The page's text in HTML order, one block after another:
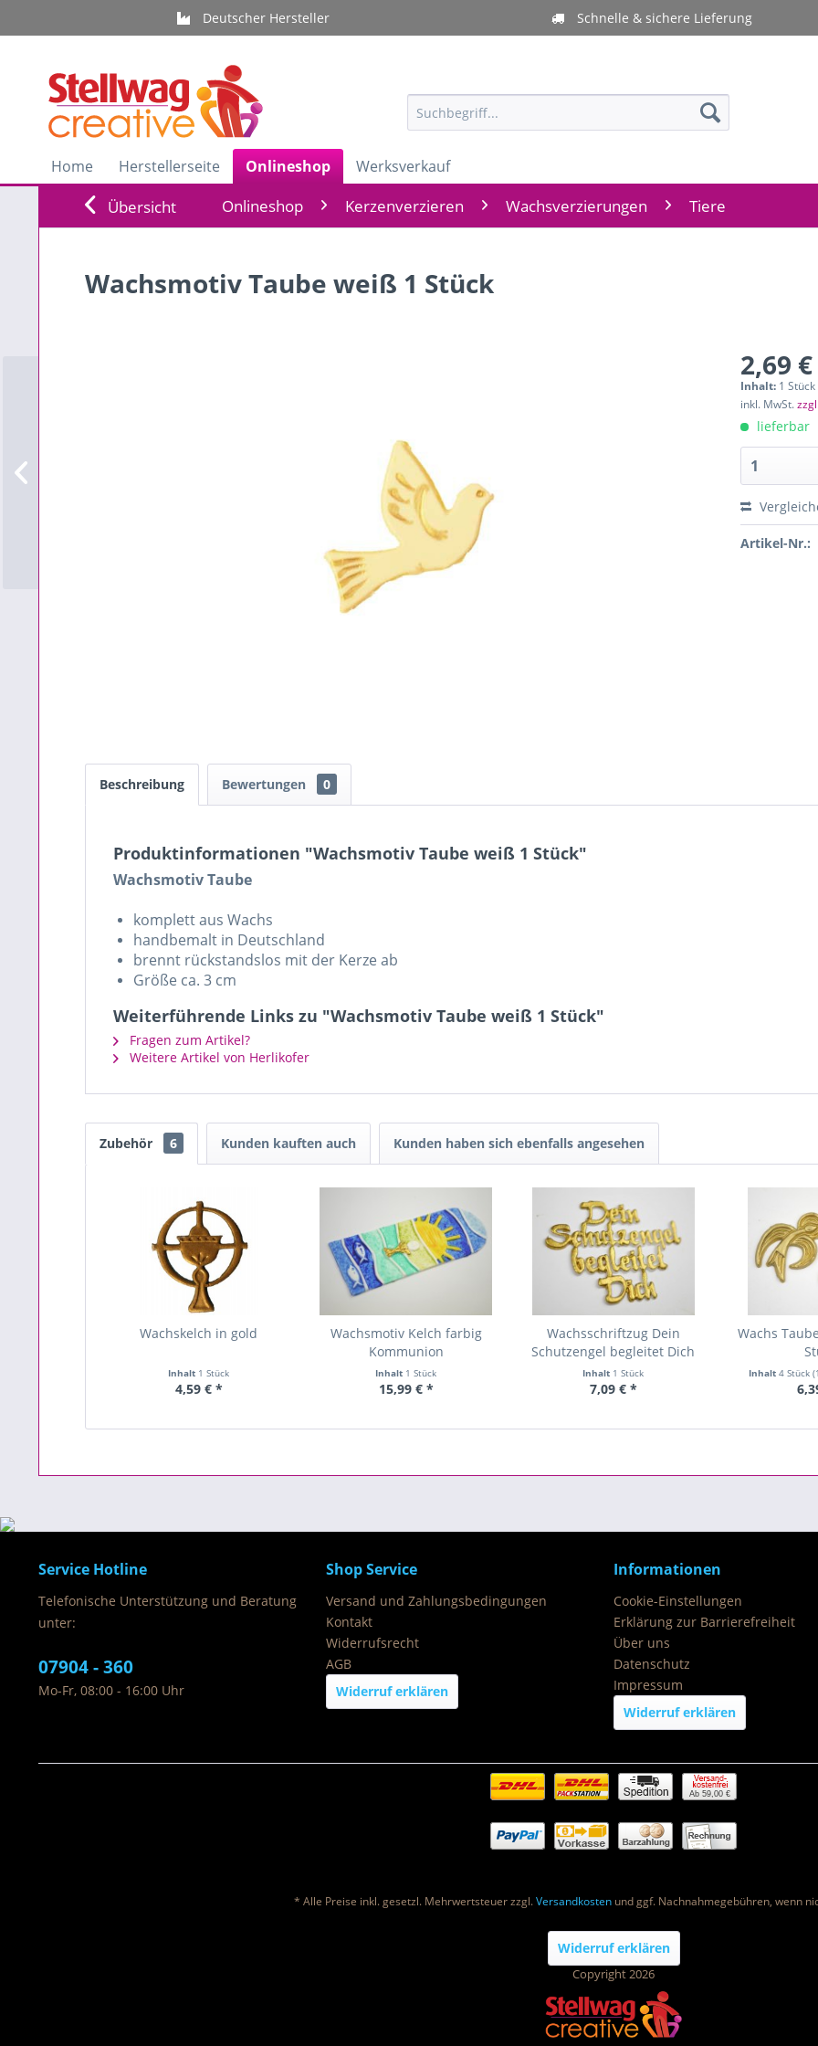
Deutscher Hersteller Schnelle & sichere Lieferung
Home Herstellerseite Onlineshop Werksverkauf
Übersicht Onlineshop Kerzenverzieren Wachsverzierungen Tiere
Wachsmotiv Taube weiß 1 Stück
2,69
Inhalt: 1 Stück
inkl. MwSt.
lieferbar
Artikel-Nr.:
Beschreibung Bewertungen 0
Produktinformationen "Wachsmotiv Taube weiß 1 Stück"
Wachsmotiv Taube
komplett aus Wachs
handbemalt in Deutschland
brennt rückstandslos mit der Kerze ab
Größe ca. 3 cm
Weiterführende Links zu "Wachsmotiv Taube weiß 1 Stück"
Fragen zum Artikel?
Weitere Artikel von Herlikofer
Zubehör 6 Kunden kauften auch Kunden haben sich ebenfalls angesehen
Wachskelch in gold
Inhalt 1 Stück
4,59 € *
Wachsmotiv Kelch farbig
Kommunion
Inhalt 1 Stück
15,99 € *
Wachsschriftzug Dein
Schutzengel begleitet Dich
Inhalt 1 Stück
7,09 € *
Wachs
Inhalt4 Stück
Service Hotline
Telefonische Unterstützung und Beratung
unter:
07904 - 360
Mo-Fr, 08:00 - 16:00 Uhr
Shop Service
Versand und Zahlungsbedingungen
Kontakt
Widerrufsrecht
AGB
Widerruf erklären
Informationen
Cookie-Einstellungen
Erklärung zur Barrierefreiheit
Über uns
Datenschutz
Impressum
Widerruf erklären
Ab 59,00 €
* Alle Preise inkl. gesetzl. Mehrwertsteuer zzgl.Versandkostenund ggf. Nachnahmegebühren, wenn
Widerruf erklären
Copyright 2026